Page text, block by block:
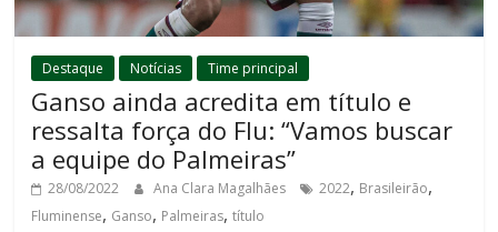
Destaque Notícias Time principal
Ganso ainda acredita em título e
ressalta força do Flu: “Vamos buscar
a equipe do Palmeiras”
28/08/2022 Ana Clara Magalhães 2022, Brasileirão,
Fluminense, Ganso, Palmeiras,título